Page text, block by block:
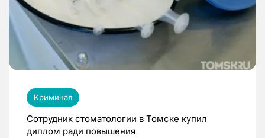
Криминал
Сотрудник стоматологии в Томске купил
диплом ради повышения